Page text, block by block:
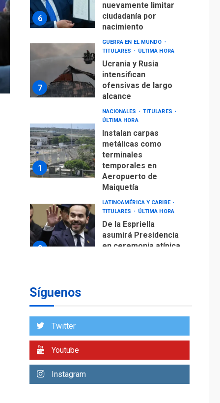
6
nuevamente limitar
ciudadanía por
nacimiento
7
GUERRA EN EL MUNDO
TITULARES
ÚLTIMA HORA
Ucrania y Rusia
intensifican
ofensivas de largo
alcance
1
NACIONALES
TITULARES
ÚLTIMA HORA
Instalan carpas
metálicas como
terminales
temporales en
Aeropuerto de
Maiquetía
2
LATINOAMÉRICA Y CARIBE
TITULARES
ÚLTIMA HORA
De la Espriella
asumirá Presidencia
en ceremonia atípica
3
de diálogo en
4
POLÍTICA
TITULARES
Gobierno y AN2015 en
diálogo
Síguenos
Twitter
Youtube
Instagram